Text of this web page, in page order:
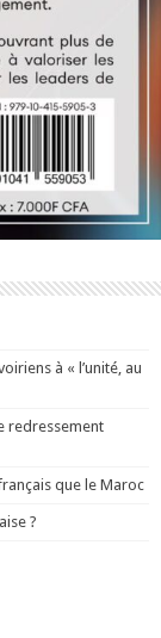
à « l’unité, au
redressement
que le Maroc
?